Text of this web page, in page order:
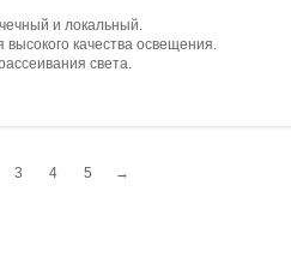
и локальный.
качества освещения.
света.
3 4 5 →